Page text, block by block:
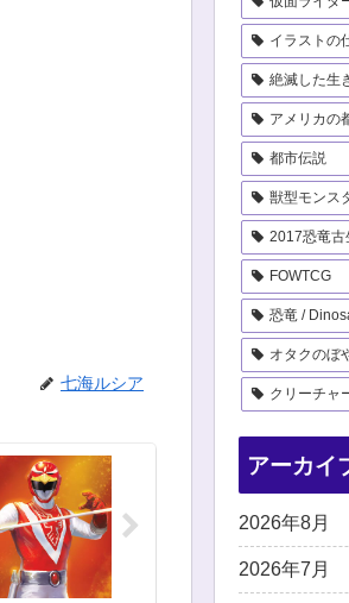
七海ルシア
イラストの
絶滅した生
アメリカの
都市伝説
獣型モンス
2017恐竜古
FOWTCG
恐竜 /
オタクのぼ
クリーチャ
アーカイ
2026年8月
2026年7月